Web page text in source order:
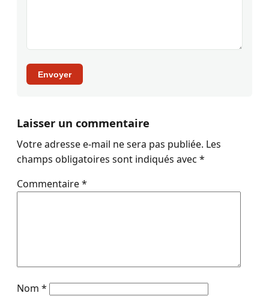
Envoyer
Laisser un commentaire
Votre adresse e-mail ne sera pas publiée. Les
champs obligatoires sont indiqués avec *
Commentaire*
Nom *